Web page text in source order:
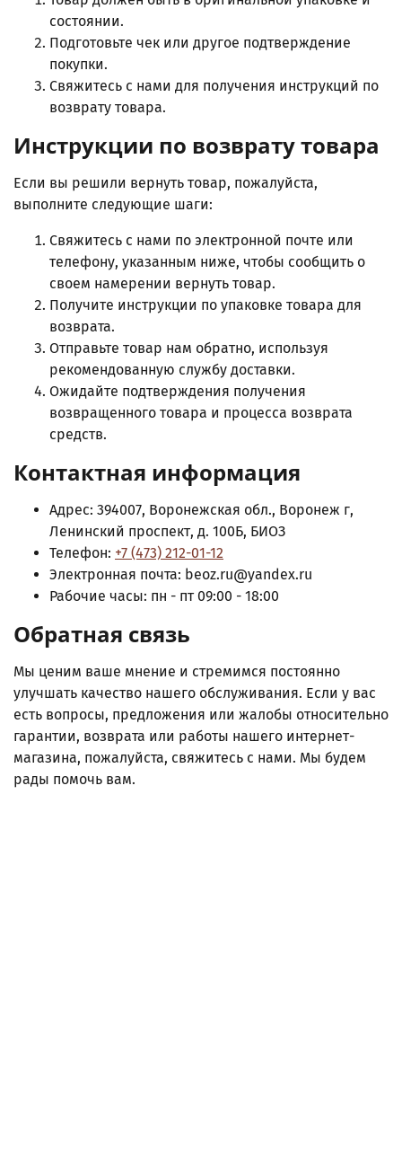
состоянии.
Подготовьте чек или другое подтверждение
покупки.
Свяжитесь с нами для получения инструкций по
возврату товара.
Инструкции по возврату товара
Если вы решили вернуть товар, пожалуйста,
выполните следующие шаги:
Свяжитесь с нами по электронной почте или
телефону, указанным ниже, чтобы сообщить о
своем намерении вернуть товар.
Получите инструкции по упаковке товара для
возврата.
Отправьте товар нам обратно, используя
рекомендованную службу доставки.
Ожидайте подтверждения получения
возвращенного товара и процесса возврата
средств.
Контактная информация
Адрес: 394007, Воронежская обл., Воронеж г,
Ленинский проспект, д. 100Б, БИОЗ
Телефон: +7 (473) 212-01-12
Электронная почта: beoz.ru@yandex.ru
Рабочие часы: пн - пт 09:00 - 18:00
Обратная связь
Мы ценим ваше мнение и стремимся постоянно
улучшать качество нашего обслуживания. Если у вас
есть вопросы, предложения или жалобы относительно
гарантии, возврата или работы нашего интернет-
магазина, пожалуйста, свяжитесь с нами. Мы будем
рады помочь вам.